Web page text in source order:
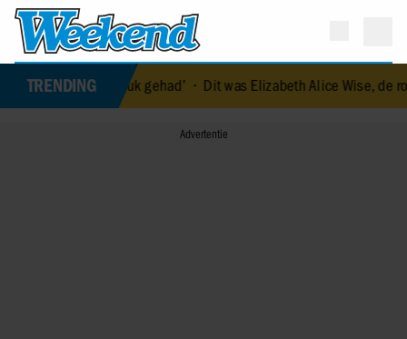
TRENDING
geluk gehad’• Dit was Elizabeth Alice Wise, de royal die